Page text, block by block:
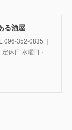
る酒屋
096-352-0835 ｜
休日 水曜日・